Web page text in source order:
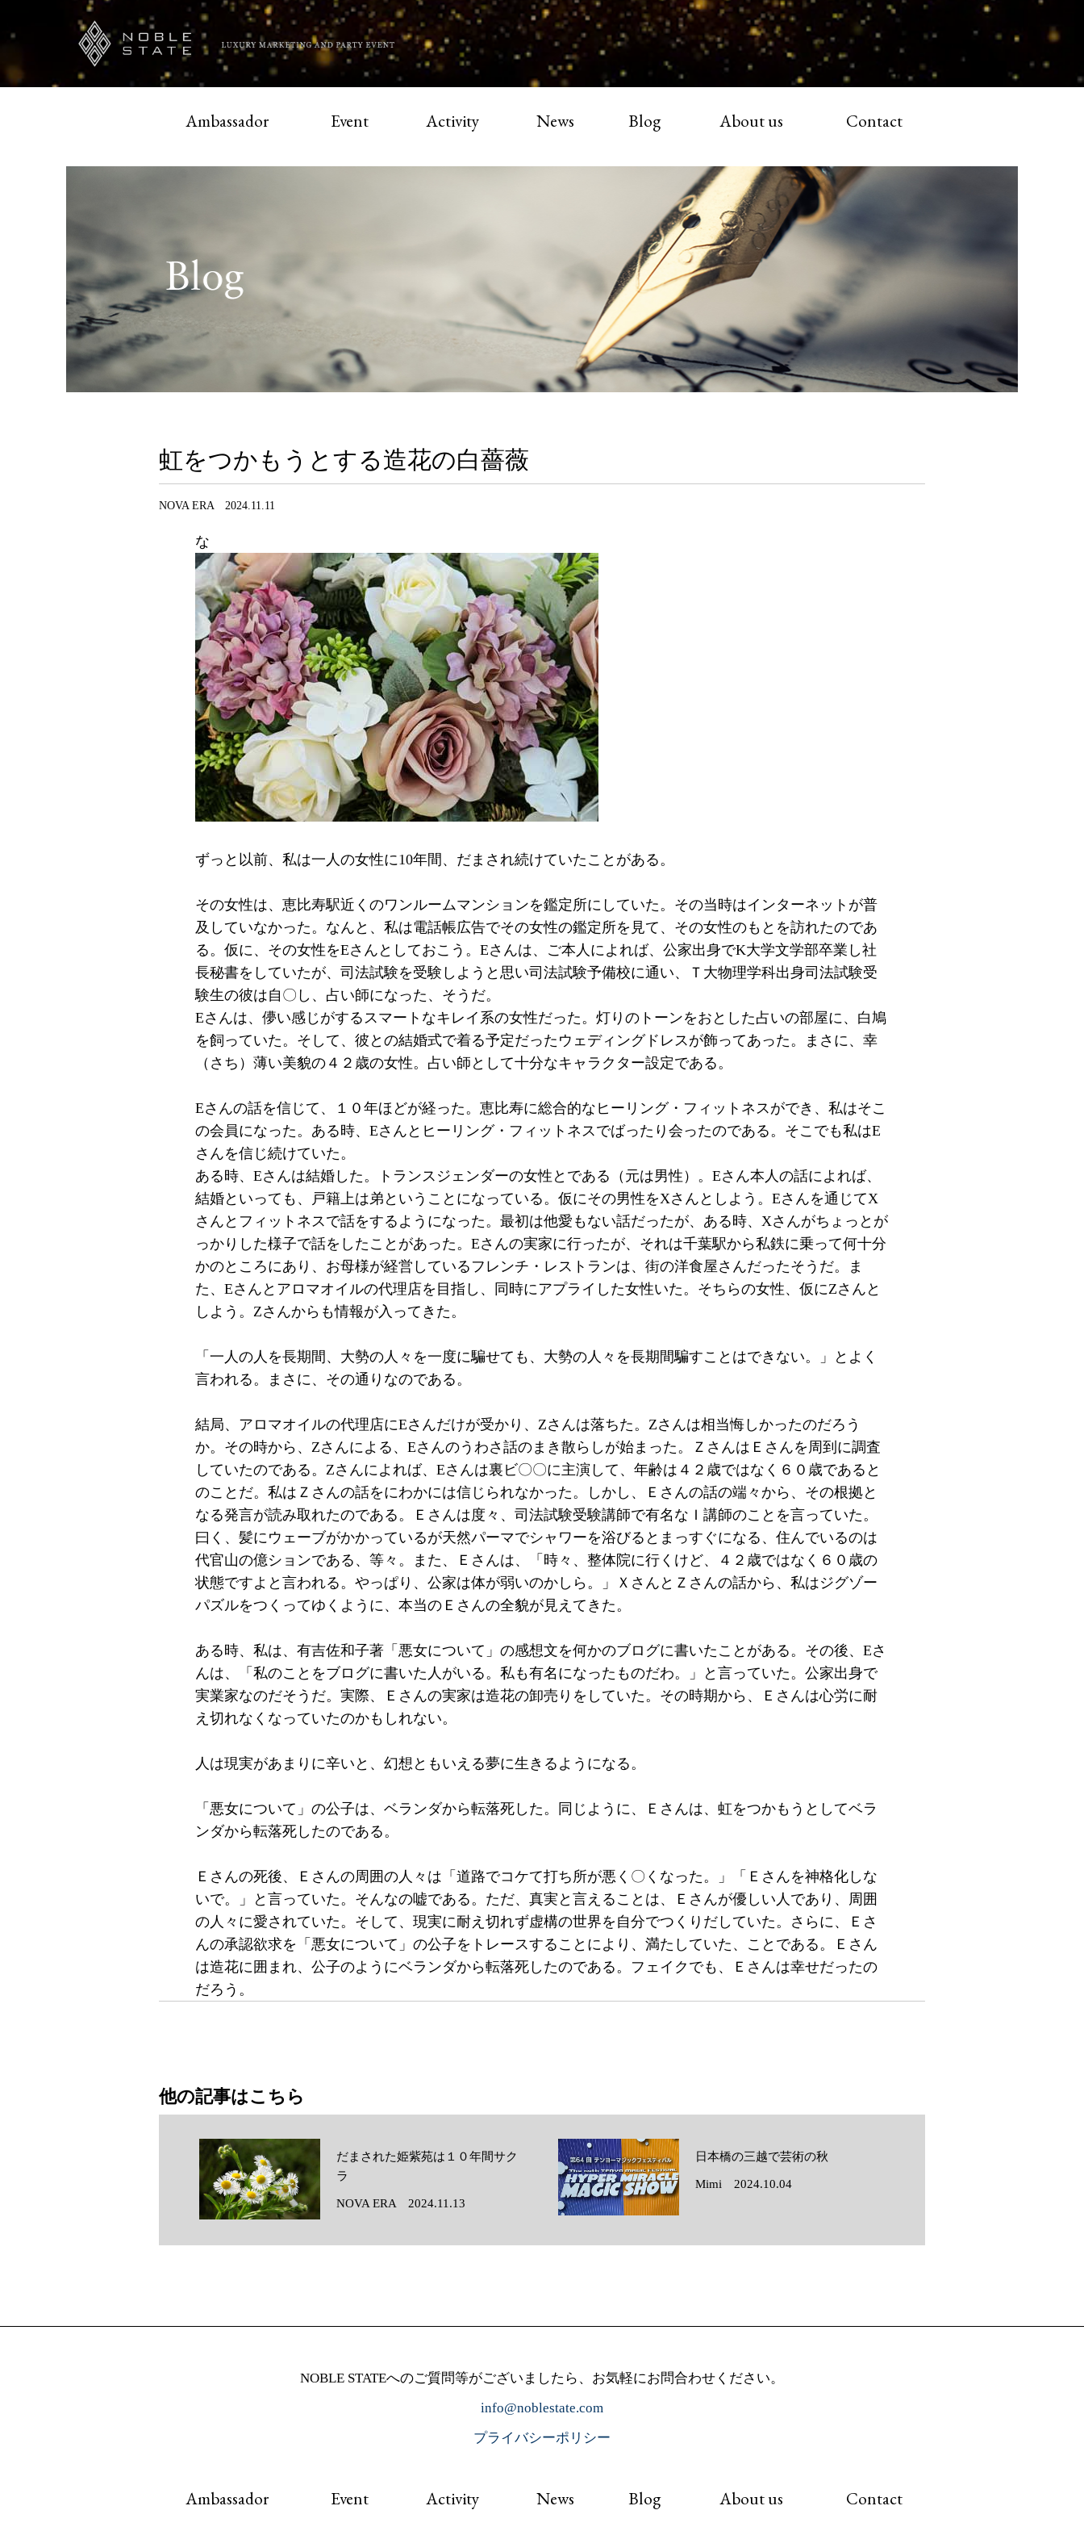
Ambassador Event Activity News Blog About us Contact
虹をつかもうとする造花の白薔薇
NOVA ERA 2024.11.11
な
ずっと以前、私は一人の女性に10年間、だまされ続けていたことがある。
その女性は、恵比寿駅近くのワンルームマンションを鑑定所にしていた。その当時はインターネットが普
及していなかった。なんと、私は電話帳広告でその女性の鑑定所を見て、その女性のもとを訪れたのであ
る。仮に、その女性をEさんとしておこう。Eさんは、ご本人によれば、公家出身でK大学文学部卒業し社
長秘書をしていたが、司法試験を受験しようと思い司法試験予備校に通い、Ｔ大物理学科出身司法試験受
験生の彼は自〇し、占い師になった、そうだ。
Eさんは、儚い感じがするスマートなキレイ系の女性だった。灯りのトーンをおとした占いの部屋に、白鳩
を飼っていた。そして、彼との結婚式で着る予定だったウェディングドレスが飾ってあった。まさに、幸
（さち）薄い美貌の４２歳の女性。占い師として十分なキャラクター設定である。
Eさんの話を信じて、１０年ほどが経った。恵比寿に総合的なヒーリング・フィットネスができ、私はそこ
の会員になった。ある時、Eさんとヒーリング・フィットネスでばったり会ったのである。そこでも私はE
さんを信じ続けていた。
ある時、Eさんは結婚した。トランスジェンダーの女性とである（元は男性）。Eさん本人の話によれば、
結婚といっても、戸籍上は弟ということになっている。仮にその男性をXさんとしよう。Eさんを通じてX
さんとフィットネスで話をするようになった。最初は他愛もない話だったが、ある時、Xさんがちょっとが
っかりした様子で話をしたことがあった。Eさんの実家に行ったが、それは千葉駅から私鉄に乗って何十分
かのところにあり、お母様が経営しているフレンチ・レストランは、街の洋食屋さんだったそうだ。ま
た、Eさんとアロマオイルの代理店を目指し、同時にアプライした女性いた。そちらの女性、仮にZさんと
しよう。Zさんからも情報が入ってきた。
「一人の人を長期間、大勢の人々を一度に騙せても、大勢の人々を長期間騙すことはできない。」とよく
言われる。まさに、その通りなのである。
結局、アロマオイルの代理店にEさんだけが受かり、Zさんは落ちた。Zさんは相当悔しかったのだろう
か。その時から、Zさんによる、Eさんのうわさ話のまき散らしが始まった。ＺさんはＥさんを周到に調査
していたのである。Zさんによれば、Eさんは裏ビ〇〇に主演して、年齢は４２歳ではなく６０歳であると
のことだ。私はＺさんの話をにわかには信じられなかった。しかし、Ｅさんの話の端々から、その根拠と
なる発言が読み取れたのである。Ｅさんは度々、司法試験受験講師で有名なＩ講師のことを言っていた。
曰く、髪にウェーブがかかっているが天然パーマでシャワーを浴びるとまっすぐになる、住んでいるのは
代官山の億ションである、等々。また、Ｅさんは、「時々、整体院に行くけど、４２歳ではなく６０歳の
状態ですよと言われる。やっぱり、公家は体が弱いのかしら。」ＸさんとＺさんの話から、私はジグゾー
パズルをつくってゆくように、本当のＥさんの全貌が見えてきた。
ある時、私は、有吉佐和子著「悪女について」の感想文を何かのブログに書いたことがある。その後、Eさ
んは、「私のことをブログに書いた人がいる。私も有名になったものだわ。」と言っていた。公家出身で
実業家なのだそうだ。実際、Ｅさんの実家は造花の卸売りをしていた。その時期から、Ｅさんは心労に耐
え切れなくなっていたのかもしれない。
人は現実があまりに辛いと、幻想ともいえる夢に生きるようになる。
「悪女について」の公子は、ベランダから転落死した。同じように、Ｅさんは、虹をつかもうとしてベラ
ンダから転落死したのである。
Ｅさんの死後、Ｅさんの周囲の人々は「道路でコケて打ち所が悪く〇くなった。」「Ｅさんを神格化しな
いで。」と言っていた。そんなの嘘である。ただ、真実と言えることは、Ｅさんが優しい人であり、周囲
の人々に愛されていた。そして、現実に耐え切れず虚構の世界を自分でつくりだしていた。さらに、Ｅさ
んの承認欲求を「悪女について」の公子をトレースすることにより、満たしていた、ことである。Ｅさん
は造花に囲まれ、公子のようにベランダから転落死したのである。フェイクでも、Ｅさんは幸せだったの
だろう。
他の記事はこちら
だまされた姫紫苑は１０年間サク
ラ
NOVA ERA 2024.11.13
日本橋の三越で芸術の秋
Mimi 2024.10.04
NOBLE STATEへのご質問等がございましたら、お気軽にお問合わせください。
info@noblestate.com
プライバシーポリシー
Ambassador Event Activity News Blog About us Contact